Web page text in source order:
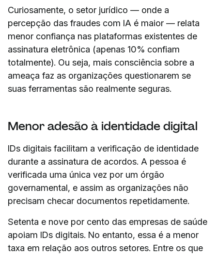
Curiosamente, o setor jurídico — onde a
percepção das fraudes com IA é maior — relata
menor confiança nas plataformas existentes de
assinatura eletrônica (apenas 10% confiam
totalmente). Ou seja, mais consciência sobre a
ameaça faz as organizações questionarem se
suas ferramentas são realmente seguras.
Menor adesão à identidade digital
IDs digitais facilitam a verificação de identidade
durante a assinatura de acordos. A pessoa é
verificada uma única vez por um órgão
governamental, e assim as organizações não
precisam checar documentos repetidamente.
Setenta e nove por cento das empresas de saúde
apoiam IDs digitais. No entanto, essa é a menor
taxa em relação aos outros setores. Entre os que